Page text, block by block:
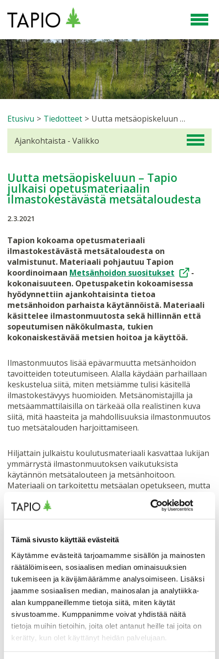
Tämä sivusto käyttää evästeitä
Käytämme evästeitä tarjoamamme sisällön ja mainosten
räätälöimiseen, sosiaalisen median ominaisuuksien
tukemiseen ja kävijämäärämme analysoimiseen. Lisäksi
jaamme sosiaalisen median, mainosalan ja analytiikka-
alan kumppaneillemme tietoja siitä, miten käytät
sivustoamme. Kumppanimme voivat yhdistää näitä
tietoja muihin tietoihin, joita olet antanut heille tai joita on
kerätty, kun olet käyttänyt heidän palvelujaan.
Etusivu > Tiedotteet > Uutta metsäopiskeluun – Tapio julkaisi opetusmateriaalin ilmastokestävästä metsätaloudesta
Uutta metsäopiskeluun – Tapio
julkaisi opetusmateriaalin
ilmastokestävästä metsätaloudesta
2.3.2021
Tapion kokoama opetusmateriaali
ilmastokestävästä metsätaloudesta on
valmistunut. Materiaali pohjautuu Tapion
koordinoimaan Metsänhoidon suositukset
-
kokonaisuuteen. Opetuspaketin kokoamisessa
hyödynnettiin ajankohtaisinta tietoa
metsänhoidon parhaista käytännöistä. Materiaali
käsittelee ilmastonmuutosta sekä hillinnän että
sopeutumisen näkökulmasta, tukien
kokonaiskestävää metsien hoitoa ja käyttöä.
Ilmastonmuutos lisää epävarmuutta metsänhoidon
tavoitteiden toteutumiseen. Alalla käydään parhaillaan
keskustelua siitä, miten metsiämme tulisi käsitellä
ilmastokestävyys huomioiden. Metsänomistajilla ja
metsäammattilaisilla on tärkeää olla realistinen kuva
siitä, mitä haasteita ja mahdollisuuksia ilmastonmuutos
tuo metsätalouden harjoittamiseen.
Hiljattain julkaistu koulutusmateriaali kasvattaa lukijan
ymmärrystä ilmastonmuutoksen vaikutuksista
käytännön metsätalouteen ja metsänhoitoon.
Materiaali on tarkoitettu metsäalan opetukseen, mutta
ilmastokestävästä metsänhoidosta kiinnostuneille.
riippumattomaan tutkimustietoon metsänhoidon
parhaista käytännöistä. Jokaisen metsäalalla
toimivan on tärkeää päivittää omaa osaamistaan
säännöllisesti, sanoo hankkeen projektipäällikkö
Tiina Törmänen
Tapiosta.
Opetusmateriaali julkaistiin 24.2.2021 pidetyssä
webinaarissa. Materiaalin löydät hankkeen
kotisivuilta
. Tiiviin verkkomuotoisen
opetusmateriaalin lisäksi hankesivuilta löytyy
Ajankohtaista - Valikko